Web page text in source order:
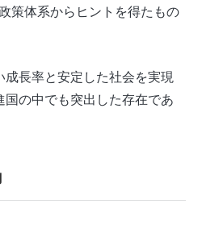
策体系からヒントを得たもの
成長率と安定した社会を実現
国の中でも突出した存在であ